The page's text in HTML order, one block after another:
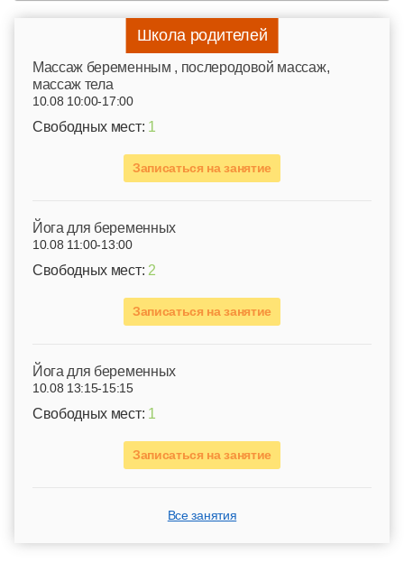
Школа родителей
Mассаж беременным , послеродовой массаж,
массаж тела
10.08 10:00-17:00
Свободных мест: 1
Записаться на занятие
Йога для беременных
10.08 11:00-13:00
Свободных мест: 2
Записаться на занятие
Йога для беременных
10.08 13:15-15:15
Свободных мест: 1
Записаться на занятие
Все занятия